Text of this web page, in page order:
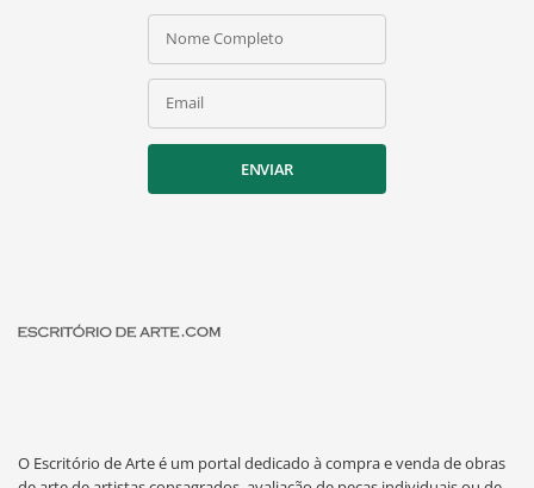
Nome Completo
Email
ENVIAR
O Escritório de Arte é um portal dedicado à compra e venda de obras